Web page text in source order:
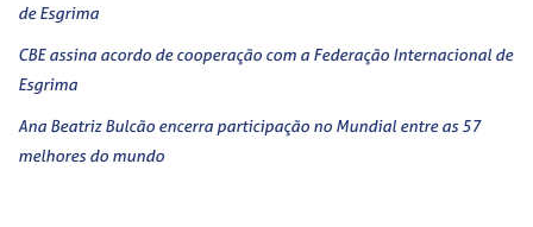
de Esgrima
CBE assina acordo de cooperação com a Federação Internacional de
Esgrima
Ana Beatriz Bulcão encerra participação no Mundial entre as 57
melhores do mundo